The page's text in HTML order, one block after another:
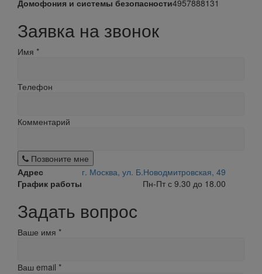
Домофония и системы безопасности4957888131
Заявка на звонок
Имя *
Телефон
Комментарий
Позвоните мне
Адрес
г. Москва, ул. Б.Новодмитровская, 49
График работы
Пн-Пт с 9.30 до 18.00
Задать вопрос
Ваше имя *
Ваш email *